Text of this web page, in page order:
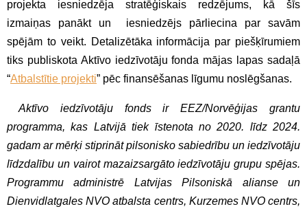
projekta iesniedzēja stratēģiskais redzējums, kā šīs
izmaiņas panākt un iesniedzējs pārliecina par savām
spējām to veikt. Detalizētāka informācija par piešķīrumiem
tiks publiskota Aktīvo iedzīvotāju fonda mājas lapas sadaļā
“Atbalstītie projekti” pēc finansēšanas līgumu noslēgšanas.
Aktīvo iedzīvotāju fonds ir EEZ/Norvēģijas grantu
programma, kas Latvijā tiek īstenota no 2020. līdz 2024.
gadam ar mērķi stiprināt pilsonisko sabiedrību un iedzīvotāju
līdzdalību un vairot mazaizsargāto iedzīvotāju grupu spējas.
Programmu administrē Latvijas Pilsoniskā alianse un
Dienvidlatgales NVO atbalsta centrs, Kurzemes NVO centrs,